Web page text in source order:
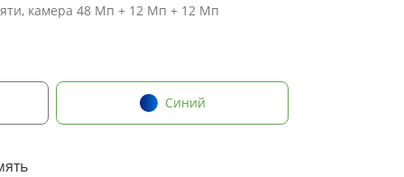
камера 48 Мп + 12 Мп + 12 Мп
Синий